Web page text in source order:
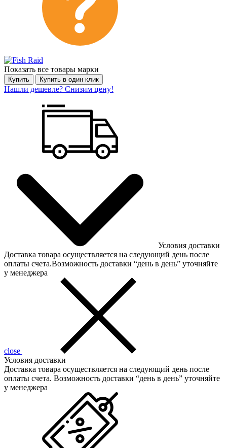
Показать все товары марки
Купить Купить в один клик
Нашли дешевле? Снизим цену!
Условия доставки
Доставка товара осуществляется на следующий день после
оплаты счета.Возможность доставки “день в день” уточняйте
у менеджера
close
Условия доставки
Доставка товара осуществляется на следующий день после
оплаты счета. Возможность доставки “день в день” уточняйте
у менеджера